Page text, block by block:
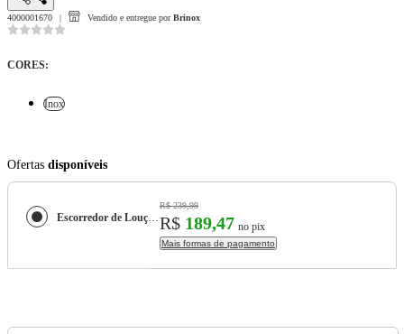
4000001670 Vendido e entregue por Brinox
CORES:
Inox
Ofertas disponíveis
Escorredor de Louças Brinox Suprema com Porta Talheres 16 Pratos Aço inoxidável
R$ 239,99
R$ 189,47 no pix
Mais formas de pagamento